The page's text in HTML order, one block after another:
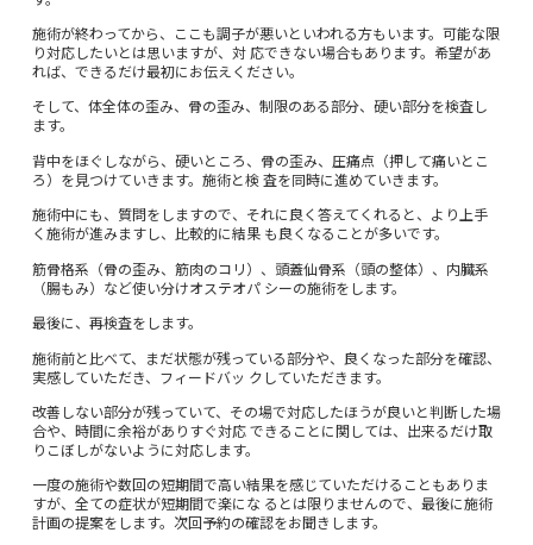
施術が終わってから、ここも調子が悪いといわれる方もいます。可能な限
り対応したいとは思いますが、対 応できない場合もあります。希望があ
れば、できるだけ最初にお伝えください。
そして、体全体の歪み、骨の歪み、制限のある部分、硬い部分を検査し
ます。
背中をほぐしながら、硬いところ、骨の歪み、圧痛点（押して痛いとこ
ろ）を見つけていきます。施術と検 査を同時に進めていきます。
施術中にも、質問をしますので、それに良く答えてくれると、より上手
く施術が進みますし、比較的に結果 も良くなることが多いです。
筋骨格系（骨の歪み、筋肉のコリ）、頭蓋仙骨系（頭の整体）、内臓系
（腸もみ）など使い分けオステオパ シーの施術をします。
最後に、再検査をします。
施術前と比べて、まだ状態が残っている部分や、良くなった部分を確認、
実感していただき、フィードバッ クしていただきます。
改善しない部分が残っていて、その場で対応したほうが良いと判断した場
合や、時間に余裕がありすぐ対応 できることに関しては、出来るだけ取
りこぼしがないように対応します。
一度の施術や数回の短期間で高い結果を感じていただけることもありま
すが、全ての症状が短期間で楽にな るとは限りませんので、最後に施術
計画の提案をします。次回予約の確認をお聞きします。